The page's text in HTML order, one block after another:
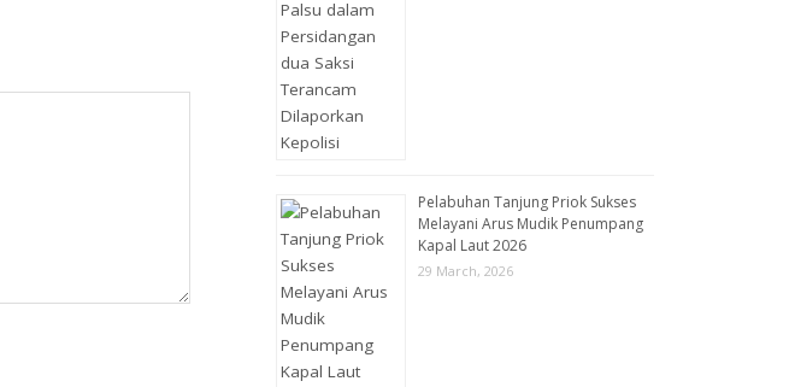
Pelabuhan Tanjung Priok Sukses
Melayani Arus Mudik Penumpang
Kapal Laut 2026
29 March, 2026